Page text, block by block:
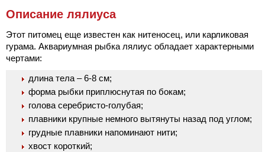
Описание лялиуса
Этот питомец еще известен как нитеносец, или карликовая
гурама. Аквариумная рыбка лялиус обладает характерными
чертами:
длина тела – 6-8 см;
форма рыбки приплюснутая по бокам;
голова серебристо-голубая;
плавники крупные немного вытянуты назад под углом;
грудные плавники напоминают нити;
хвост короткий;